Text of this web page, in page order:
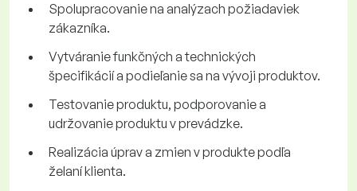
Spolupracovanie na analýzach požiadaviek
zákazníka.
Vytváranie funkčných a technických
špecifikácií a podieľanie sa na vývoji produktov.
Testovanie produktu, podporovanie a
udržovanie produktu v prevádzke.
Realizácia úprav a zmien v produkte podľa
želaní klienta.